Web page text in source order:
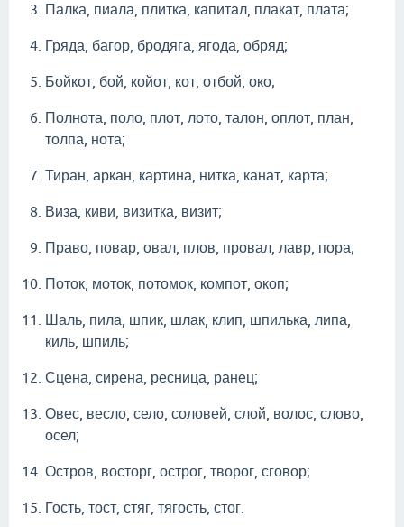
Палка, пиала, плитка, капитал, плакат, плата;
Гряда, багор, бродяга, ягода, обряд;
Бойкот, бой, койот, кот, отбой, око;
Полнота, поло, плот, лото, талон, оплот, план,
толпа, нота;
Тиран, аркан, картина, нитка, канат, карта;
Виза, киви, визитка, визит;
Право, повар, овал, плов, провал, лавр, пора;
Поток, моток, потомок, компот, окоп;
Шаль, пила, шпик, шлак, клип, шпилька, липа,
киль, шпиль;
Сцена, сирена, ресница, ранец;
Овес, весло, село, соловей, слой, волос, слово,
осел;
Остров, восторг, острог, творог, сговор;
Гость, тост, стяг, тягость, стог.